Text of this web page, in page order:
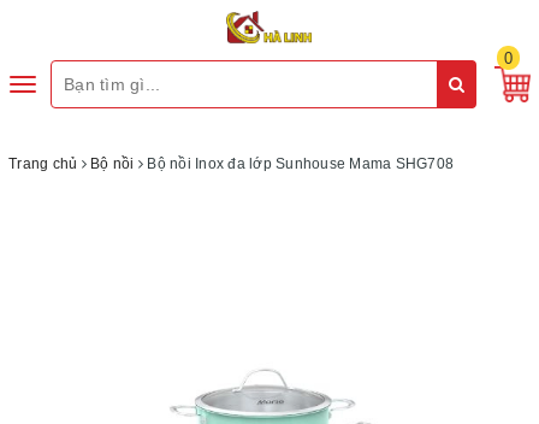
Toggle
0
Trang chủ Bộ nồi Bộ nồi Inox đa lớp Sunhouse Mama SHG708